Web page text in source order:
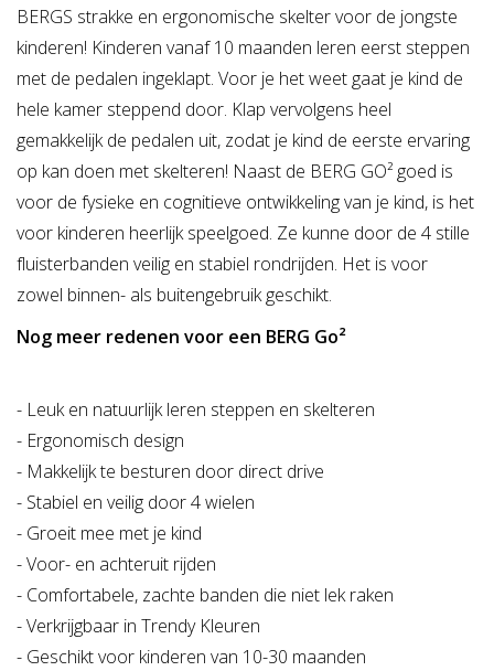
BERGS strakke en ergonomische skelter voor de jongste
kinderen! Kinderen vanaf 10 maanden leren eerst steppen
met de pedalen ingeklapt. Voor je het weet gaat je kind de
hele kamer steppend door. Klap vervolgens heel
gemakkelijk de pedalen uit, zodat je kind de eerste ervaring
op kan doen met skelteren! Naast de BERG GO² goed is
voor de fysieke en cognitieve ontwikkeling van je kind, is het
voor kinderen heerlijk speelgoed. Ze kunne door de 4 stille
fluisterbanden veilig en stabiel rondrijden. Het is voor
zowel binnen- als buitengebruik geschikt.
Nog meer redenen voor een BERG Go²
- Leuk en natuurlijk leren steppen en skelteren
- Ergonomisch design
- Makkelijk te besturen door direct drive
- Stabiel en veilig door 4 wielen
- Groeit mee met je kind
- Voor- en achteruit rijden
- Comfortabele, zachte banden die niet lek raken
- Verkrijgbaar in Trendy Kleuren
- Geschikt voor kinderen van 10-30 maanden